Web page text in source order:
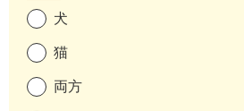
犬
猫
両方